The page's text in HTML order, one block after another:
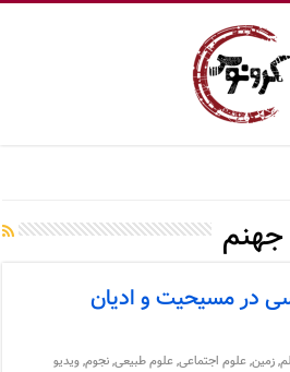
جهنم
در مسیحیت و ادیان
,زمین,علوم اجتماعی,علوم طبیعی,نجوم,ویدیو